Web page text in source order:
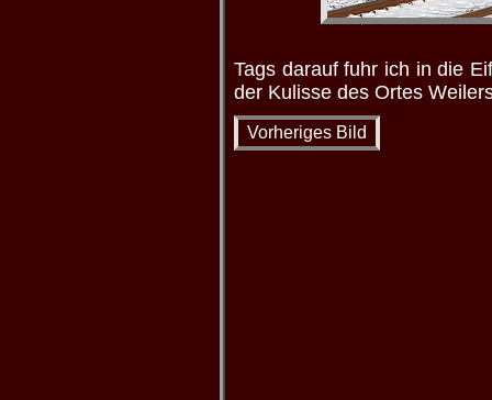
Tags darauf fuhr ich in die
der Kulisse des Ortes
Vorheriges Bild